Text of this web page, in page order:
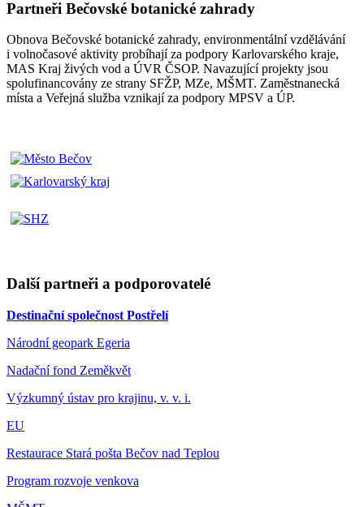
Partneři Bečovské botanické zahrady
Obnova Bečovské botanické zahrady, environmentální vzdělávání
i volnočasové aktivity probíhají za podpory Karlovarského kraje,
MAS Kraj živých vod a ÚVR ČSOP. Navazující projekty jsou
spolufinancovány ze strany SFŽP, MZe, MŠMT. Zaměstnanecká
místa a Veřejná služba vznikají za podpory MPSV a ÚP.
Další partneři a podporovatelé
Destinační společnost Postřelí
Národní geopark Egeria
Nadační fond Zeměkvět
Výzkumný ústav pro krajinu, v. v. i.
EU
Restaurace Stará pošta Bečov nad Teplou
Program rozvoje venkova